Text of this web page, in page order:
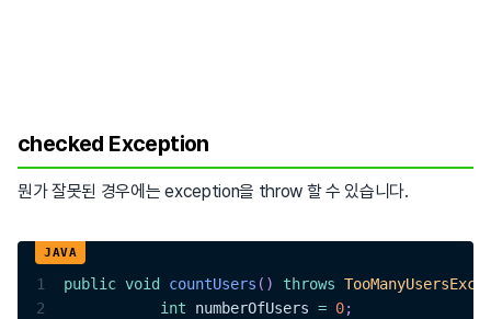
checked Exception
뭔가 잘못된 경우에는 exception을 throw 할 수 있습니다.
1 public void countUsers ( ) throws
2
int numberOfUsers = 0;